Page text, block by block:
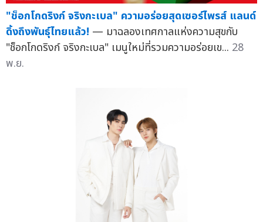
"ช็อกโกดริงก์ จริงกะเบล" ความอร่อยสุดเซอร์ไพรส์ แลนด์
ดิ้งถึงพันธุ์ไทยแล้ว! — มาฉลองเทศกาลแห่งความสุขกับ
"ช็อกโกดริงก์ จริงกะเบล" เมนูใหม่ที่รวมความอร่อยเข... 28
พ.ย.